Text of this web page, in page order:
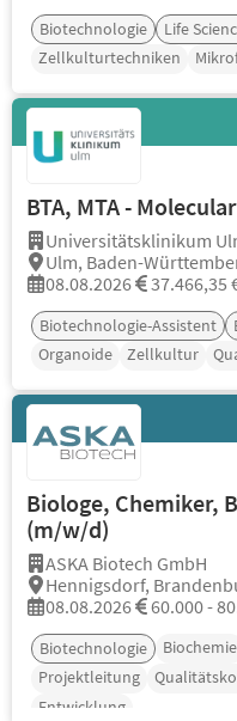
Biotechnologie Life
Zellkulturtechniken
BTA, MTA -
Universitätsklinikum
Ulm, Baden-
08.08.2026
37.466,35
Biotechnologie-Assistent
Organoide
Zellkultur
Biologe, Chemiker,
(m/w/d)
ASKA Biotech GmbH
Hennigsdorf,
08.08.2026
60.000 -
Biotechnologie Biochemie
Projektleitung
Entwicklung